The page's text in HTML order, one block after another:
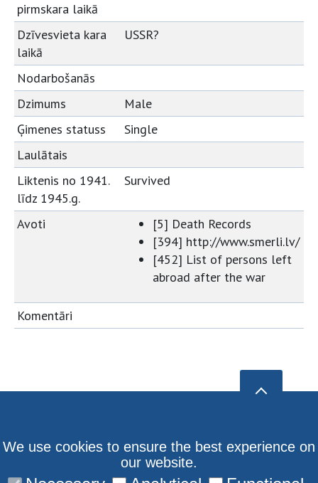
pirmskara laikā
Dzīvesvieta kara
laikā
USSR?
Nodarbošanās
Dzimums
Male
Ģimenes statuss
Single
Laulātais
Liktenis no 1941.
līdz 1945.g.
Survived
Avoti
[5] Death Records
[394] http://www.smerli.lv/
[452] List of persons left
abroad after the war
Komentāri
We use cookies to ensure the best experience on
our website.